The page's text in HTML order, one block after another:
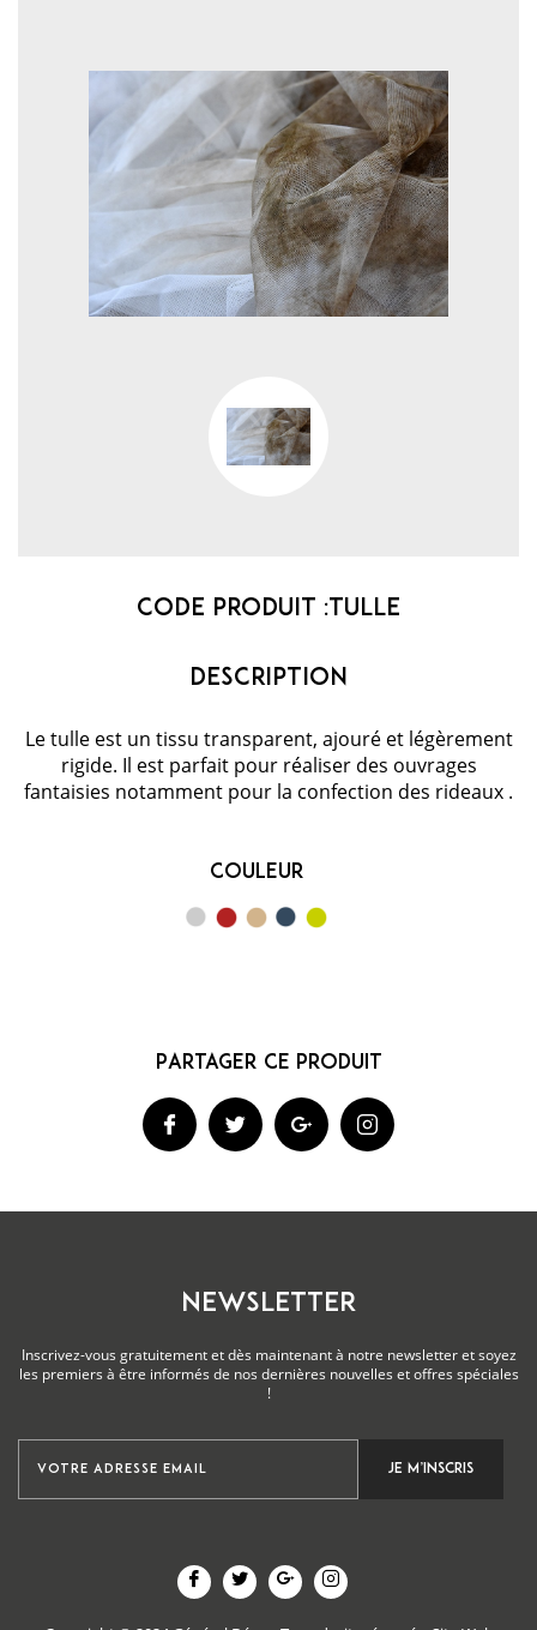
Code Produit : Tulle
Le tulle est un tissu transparent, ajouré et légèrement
rigide. Il est parfait pour réaliser des ouvrages
fantaisies notamment pour la confection des rideaux .
Couleur
NEWSLETTER
Inscrivez-vous gratuitement et dès maintenant à notre newsletter et soyez
les premiers à être informés de nos dernières nouvelles et offres spéciales
!